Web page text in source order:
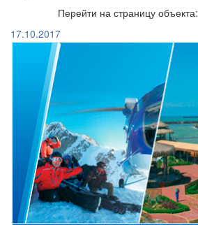
Перейти на страницу объекта:
17.10.2017